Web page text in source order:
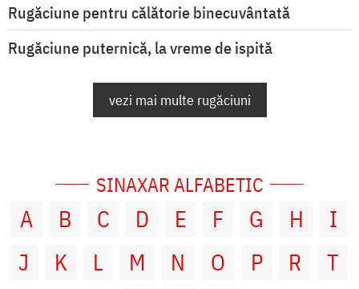
Rugăciune pentru călătorie binecuvântată
Rugăciune puternică, la vreme de ispită
vezi mai multe rugăciuni
SINAXAR ALFABETIC
A B C D E F G H
I
J
K L M N O P R
T